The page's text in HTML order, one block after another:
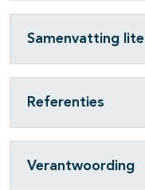
Samenvatting
Referenties
Verantwoording